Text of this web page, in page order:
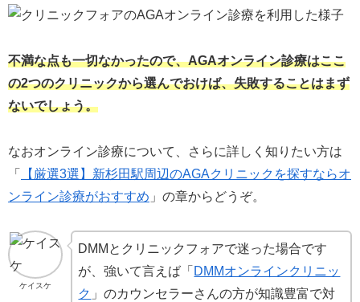
不満な点も一切なかったので、AGAオンライン診療はここ
の2つのクリニックから選んでおけば、失敗することはまず
ないでしょう。
なおオンライン診療について、さらに詳しく知りたい方は
「
【厳選3選】新杉田駅周辺のAGAクリニックを探すならオ
ンライン診療がおすすめ 」の章からどうぞ。
ケイスケ
DMMとクリニックフォアで迷った場合です
が、強いて言えば「 DMMオンラインクリニッ
ク 」のカウンセラーさんの方が知識豊富で対